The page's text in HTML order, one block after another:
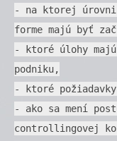
- na ktorej úrovni
forme majú byť
- ktoré úlohy
podniku,
- ktoré
- ako sa mení
controllingovej